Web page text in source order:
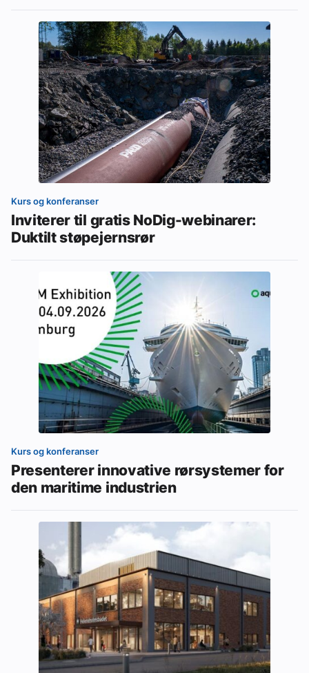
Kurs og konferanser
Inviterer til gratis NoDig-webinarer:
Duktilt støpejernsrør
Kurs og konferanser
Presenterer innovative rørsystemer for
den maritime industrien